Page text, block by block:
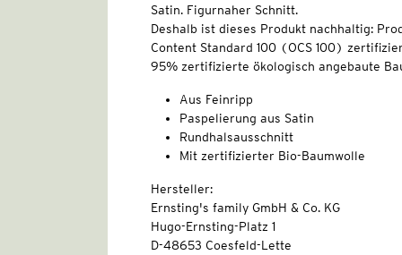
Satin. Figurnaher Schnitt.
Deshalb ist dieses Produkt nachhaltig:
Content Standard 100 (OCS 100)
95% zertifizierte ökologisch angebaute
Aus Feinripp
Paspelierung aus Satin
Rundhalsausschnitt
Mit zertifizierter Bio-Baumwolle
Hersteller:
Ernsting's family GmbH & Co. KG
Hugo-Ernsting-Platz 1
D-48653 Coesfeld-Lette